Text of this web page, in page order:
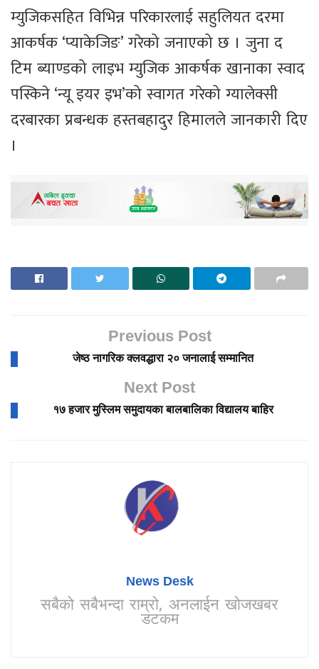
म्युजिकसहित विभिन्न परिकारलाई सहुलियत दरमा
आकर्षक ‘प्याकेजिङ’ गरेको जनाएको छ । जुना द
टिम ब्याण्डको लाइभ म्युजिक आकर्षक खानाका स्वाद
पस्किने ‘न्यू इयर इभ’को स्वागत गरेको ग्यालेक्सी
दरबारका प्रबन्धक हस्तबहादुर हिमालले जानकारी दिए
।
Previous Post
जेष्ठ नागरिक क्लवद्धारा २० जनालाई सम्मानित
Next Post
१७ हजार मुस्लिम समुदायका बालबालिका विद्यालय बाहिर
News Desk
सबैको सबैभन्दा राम्रो, अनलाईन खोजखबर
डटकम